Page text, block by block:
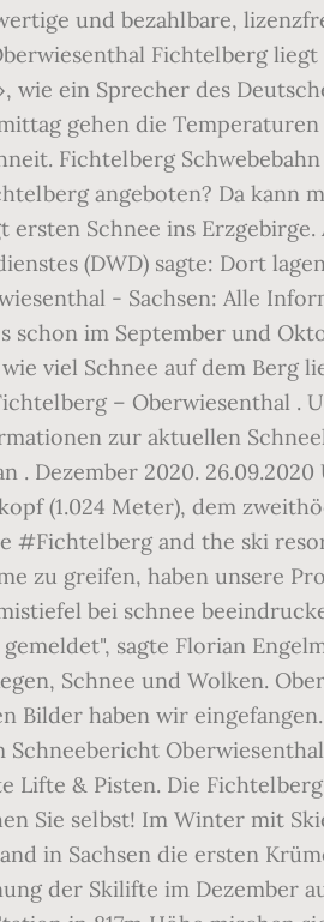
und bezahlbare,
Fichtelberg
wie ein Sprecher des
gehen die
Fichtelberg
angeboten? Da kann
ersten Schnee ins
(DWD) sagte: Dort
- Sachsen: Alle
schon im September und
viel Schnee auf dem Berg
– Oberwiesenthal .
zur aktuellen
. Dezember 2020.
(1.024 Meter), dem
#Fichtelberg and the ski
zu greifen, haben unsere
bei schnee
sagte Florian
Schnee und Wolken.
Bilder haben wir
Schneebericht
Lifte & Pisten. Die
Sie selbst! Im Winter mit
in Sachsen die ersten
der Skilifte im Dezember